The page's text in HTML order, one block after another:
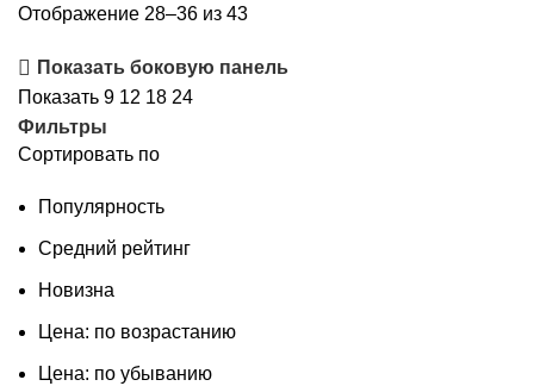
Отображение 28–36 из 43Цены:
убыванию
Показать боковую панель
Показать 9 12 18 24
Фильтры
Сортировать по
Популярность
Средний рейтинг
Новизна
Цена: по возрастанию
Цена: по убыванию